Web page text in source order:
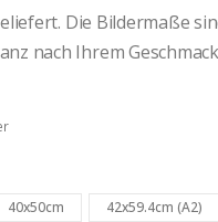
Die Bildermaße
nach Ihrem
40x50cm 42x59.4cm (A2)